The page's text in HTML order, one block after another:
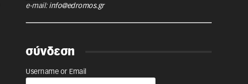
e-mail: info@edromos.gr
σύνδεση
Username or Email